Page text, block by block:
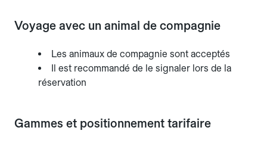
Voyage avec un animal de compagnie
Les animaux de compagnie sont acceptés
Il est recommandé de le signaler lors de la
réservation
Gammes et positionnement tarifaire